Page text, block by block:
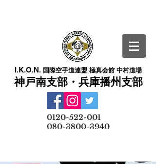
I.K.O.N. 国際空手道連盟 極真会館 中村道場
神戸南支部・兵庫播州支部
0120-522-001
080-3800-3940